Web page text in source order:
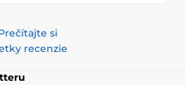
si
recenzie